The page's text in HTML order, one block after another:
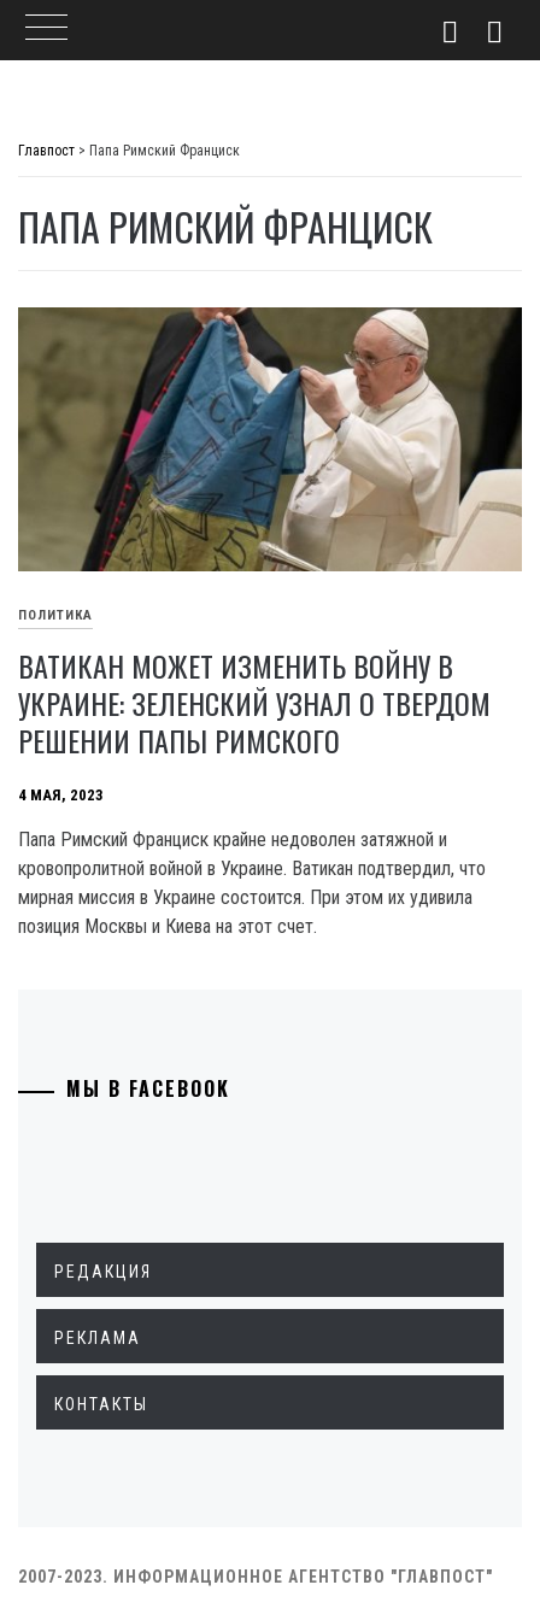
Главпост > Папа Римский Франциск
ПАПА РИМСКИЙ ФРАНЦИСК
ПОЛИТИКА
ВАТИКАН МОЖЕТ ИЗМЕНИТЬ ВОЙНУ В
УКРАИНЕ: ЗЕЛЕНСКИЙ УЗНАЛ О ТВЕРДОМ
РЕШЕНИИ ПАПЫ РИМСКОГО
4 МАЯ, 2023
Папа Римский Франциск крайне недоволен затяжной и
кровопролитной войной в Украине. Ватикан подтвердил, что
мирная миссия в Украине состоится. При этом их удивила
позиция Москвы и Киева на этот счет.
МЫ В FACEBOOK
РЕДАКЦИЯ
РЕКЛАМА
КОНТАКТЫ
2007-2023. ИНФОРМАЦИОННОЕ АГЕНТСТВО "ГЛАВПОСТ"